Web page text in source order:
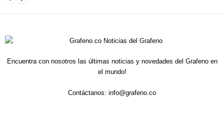
Encuentra con nosotros las últimas noticias y novedades del Grafeno en
el mundo!
Contáctanos: info@grafeno.co